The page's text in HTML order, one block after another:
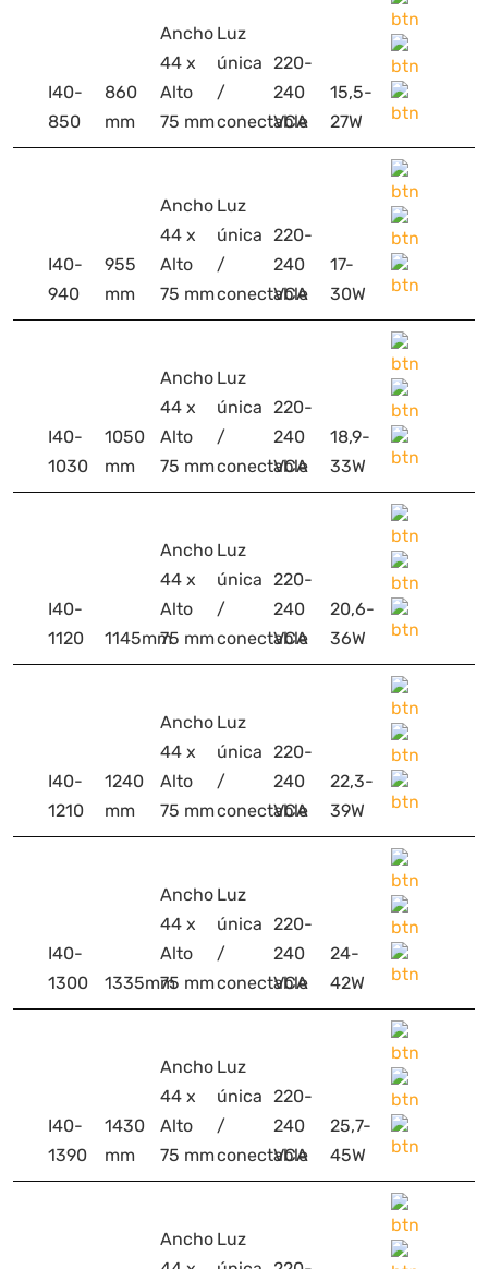
I40-
850
860
mm
Ancho
44 x
Alto
75 mm
Luz
única
/
conectable
220-
240
VCA
15,5-
27W
I40-
940
955
mm
Ancho
44 x
Alto
75 mm
Luz
única
/
conectable
220-
240
VCA
17-
30W
I40-
1030
1050
mm
Ancho
44 x
Alto
75 mm
Luz
única
/
conectable
220-
240
VCA
18,9-
33W
I40-
1120
1145mm
Ancho
44 x
Alto
75 mm
Luz
única
/
conectable
220-
240
VCA
20,6-
36W
I40-
1210
1240
mm
Ancho
44 x
Alto
75 mm
Luz
única
/
conectable
220-
240
VCA
22,3-
39W
I40-
1300
1335mm
Ancho
44 x
Alto
75 mm
Luz
única
/
conectable
220-
240
VCA
24-
42W
I40-
1390
1430
mm
Ancho
44 x
Alto
75 mm
Luz
única
/
conectable
220-
240
VCA
25,7-
45W
Ancho Luz